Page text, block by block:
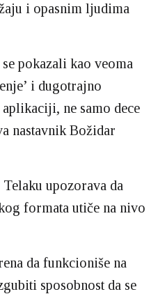
i opasnim ljudima
pokazali kao veoma
i dugotrajno
ne samo dece
nastavnik Božidar
upozorava da
formata utiče na nivo
da funkcioniše na
sposobnost da se